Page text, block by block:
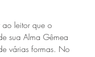
ao leitor que o
sua Alma Gêmea
várias formas. No